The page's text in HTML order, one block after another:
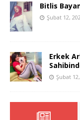
Bitlis
Şubat 12,
Erkek
Şubat